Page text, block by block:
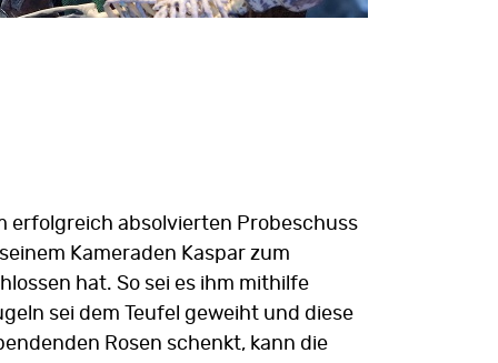
erfolgreich absolvierten Probeschuss
Kameraden Kaspar zum
hat. So sei es ihm mithilfe
sei dem Teufel geweiht und diese
Rosen schenkt, kann die